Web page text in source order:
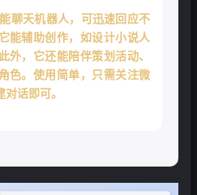
聊天机器人，可迅速回应不
能辅助创作，如设计小说人
外，它还能陪伴策划活动、
色。使用简单，只需关注微
话即可。